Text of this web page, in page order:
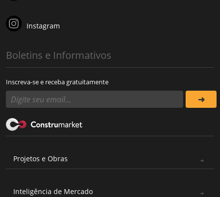
Instagram
Boletins e Informativos
Inscreva-se e receba gratuitamente
Projetos e Obras
Inteligência de Mercado